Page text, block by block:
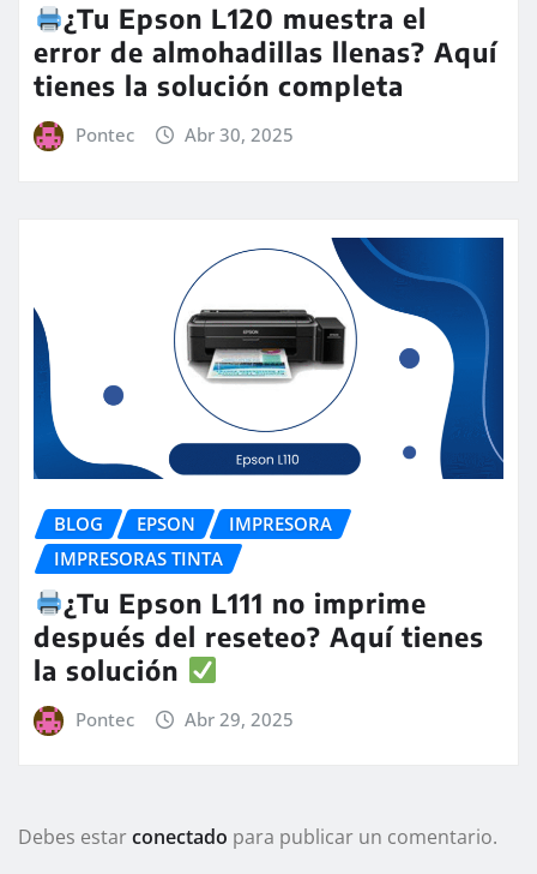
¿Tu Epson L120 muestra el
error de almohadillas llenas? Aquí
tienes la solución completa
Pontec Abr 30, 2025
BLOG EPSON
IMPRESORA
IMPRESORAS TINTA
¿Tu Epson L111 no imprime
después del reseteo? Aquí tienes
la solución
Pontec Abr 29, 2025
Debes estarconectado para publicar un comentario.